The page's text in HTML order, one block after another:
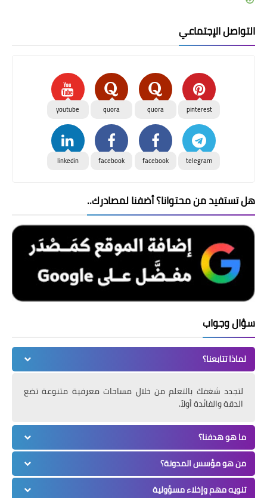
التواصل الإجتماعي
pinterest
quora
quora
youtube
telegram
facebook
facebook
linkedin
هل تستفيد من محتوانا؟ أضفنا لمصادرك..
سؤال وجواب
لماذا تتابعنا؟
لتجدد شغفك بالتعلم من خلال مساحات معرفية متنوعة تضع
الدقة والفائدة أولاً.
ما هو هدفنا؟
من هو مؤسس المدونة؟
تنويه مهم وإخلاء مسؤولية